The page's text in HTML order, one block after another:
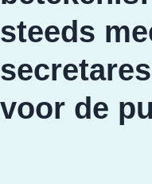
steeds
voor de